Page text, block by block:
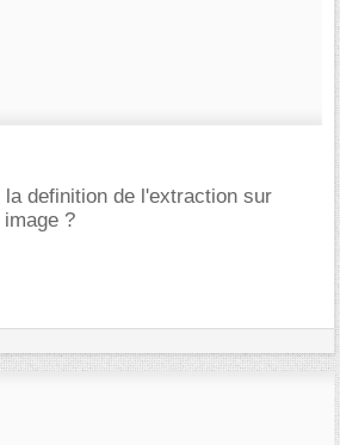
definition de l'extraction sur
?